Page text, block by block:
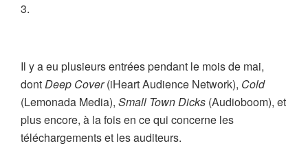
3.
Il y a eu plusieurs entrées pendant le mois de mai,
dontDeep Cover(iHeart Audience Network), Cold
(Lemonada Media), Small Town Dicks (Audioboom), et
plus encore, à la fois en ce qui concerne les
téléchargements et les auditeurs.